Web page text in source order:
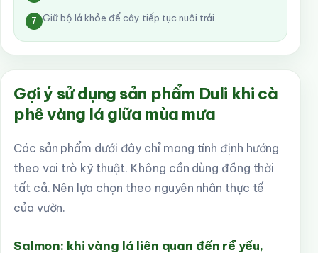
7 Giữ bộ lá khỏe để cây tiếp tục nuôi trái.
Gợi ý sử dụng sản phẩm Duli khi cà
phê vàng lá giữa mùa mưa
Các sản phẩm dưới đây chỉ mang tính định hướng
theo vai trò kỹ thuật. Không cần dùng đồng thời
tất cả. Nên lựa chọn theo nguyên nhân thực tế
của vườn.
Salmon: khi vàng lá liên quan đến rễ yếu,